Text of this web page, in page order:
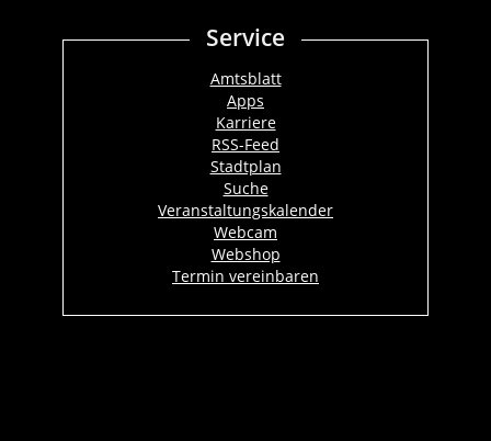
Service
Amtsblatt
Apps
Karriere
RSS-Feed
Stadtplan
Suche
Veranstaltungskalender
Webcam
Webshop
Termin vereinbaren